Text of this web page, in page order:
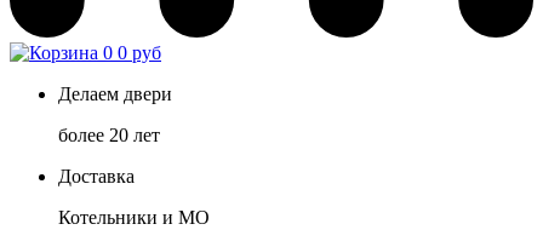
0 0 руб
Делаем двери
более 20 лет
Доставка
Котельники и МО